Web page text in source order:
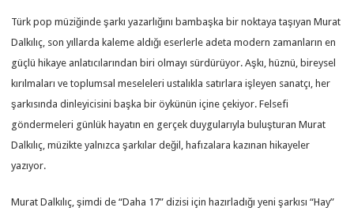
Türk pop müziğinde şarkı yazarlığını bambaşka bir noktaya taşıyan Murat
Dalkılıç, son yıllarda kaleme aldığı eserlerle adeta modern zamanların en
güçlü hikaye anlatıcılarından biri olmayı sürdürüyor. Aşkı, hüznü, bireysel
kırılmaları ve toplumsal meseleleri ustalıkla satırlara işleyen sanatçı, her
şarkısında dinleyicisini başka bir öykünün içine çekiyor. Felsefi
göndermeleri günlük hayatın en gerçek duygularıyla buluşturan Murat
Dalkılıç, müzikte yalnızca şarkılar değil, hafızalara kazınan hikayeler
yazıyor.
Murat Dalkılıç, şimdi de “Daha 17” dizisi için hazırladığı yeni şarkısı “Hay”